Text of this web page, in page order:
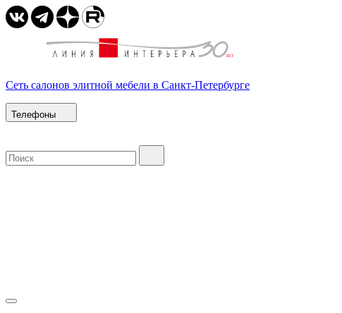
Сеть салонов элитной мебели в Санкт-Петербурге
Телефоны